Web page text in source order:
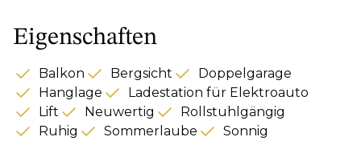
Eigenschaften
Balkon Bergsicht
Doppelgarage
Hanglage
Ladestation für Elektroauto
Lift
Neuwertig
Rollstuhlgängig
Ruhig
Sommerlaube
Sonnig